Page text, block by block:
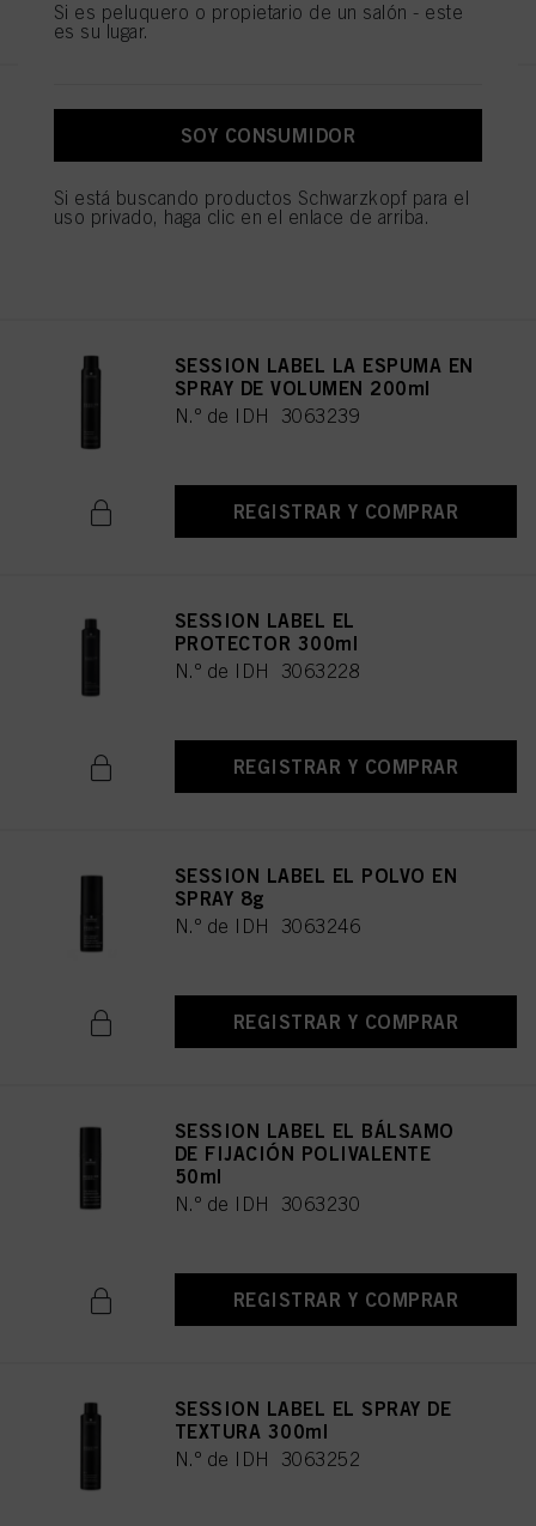
SESSION LABEL LA GELATINA
150ml
N.º de IDH 3063250
SESSION LABEL LA ESPUMA EN
SPRAY DE VOLUMEN 200ml
N.º de IDH 3063239
REGISTRAR Y COMPRAR
SESSION LABEL EL
PROTECTOR 300ml
N.º de IDH 3063228
REGISTRAR Y COMPRAR
SESSION LABEL EL POLVO EN
SPRAY 8g
N.º de IDH 3063246
REGISTRAR Y COMPRAR
SESSION LABEL EL BÁLSAMO
DE FIJACIÓN POLIVALENTE
50ml
N.º de IDH 3063230
REGISTRAR Y COMPRAR
SESSION LABEL EL SPRAY DE
TEXTURA 300ml
N.º de IDH 3063252
Si es peluquero o propietario de un salón - este
es su lugar.
SOY CONSUMIDOR
Si está buscando productos Schwarzkopf para el
uso privado, haga clic en el enlace de arriba.